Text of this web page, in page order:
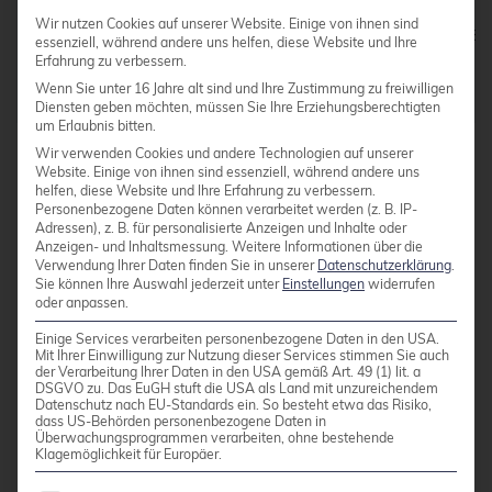
fingerprint:
      export: "/mnt/storage01/b01pbs01"
    content: ["backup"]
Hinweis: Wichtig zu beachten ist dabei der zu
definierende Fingerprint des Proxmox Backup
Server Systems. Dieser ist immer dann relevant,
wenn das zugehörige Zertifikat der Instanz nicht
von einer beglaubigten root CA ausgestellt
wurde. Bei der Nutzung und Legitimation einer
eigenen root CA ist diese Definition nicht
notwendig.
Entfernen von Storage
Wir nutzen Cookies auf unserer Website. Einige von ihnen sind
essenziell, während andere uns helfen, diese Website und Ihre
Erfahrung zu verbessern.
Wenn Sie unter 16 Jahre alt sind und Ihre Zustimmung zu freiwilligen
Diensten geben möchten, müssen Sie Ihre Erziehungsberechtigten
um Erlaubnis bitten.
Wir verwenden Cookies und andere Technologien auf unserer
Website. Einige von ihnen sind essenziell, während andere uns
helfen, diese Website und Ihre Erfahrung zu verbessern.
Personenbezogene Daten können verarbeitet werden (z. B. IP-
Adressen), z. B. für personalisierte Anzeigen und Inhalte oder
Anzeigen- und Inhaltsmessung. Weitere Informationen über die
Verwendung Ihrer Daten finden Sie in unserer Datenschutzerklärung.
Sie können Ihre Auswahl jederzeit unter Einstellungen widerrufen
oder anpassen.
Einige Services verarbeiten personenbezogene Daten in den USA.
Mit Ihrer Einwilligung zur Nutzung dieser Services stimmen Sie auch
der Verarbeitung Ihrer Daten in den USA gemäß Art. 49 (1) lit. a
DSGVO zu. Das EuGH stuft die USA als Land mit unzureichendem
Datenschutz nach EU-Standards ein. So besteht etwa das Risiko,
dass US-Behörden personenbezogene Daten in
Überwachungsprogrammen verarbeiten, ohne bestehende
Klagemöglichkeit für Europäer.